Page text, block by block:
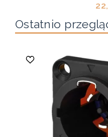
Ostatnio